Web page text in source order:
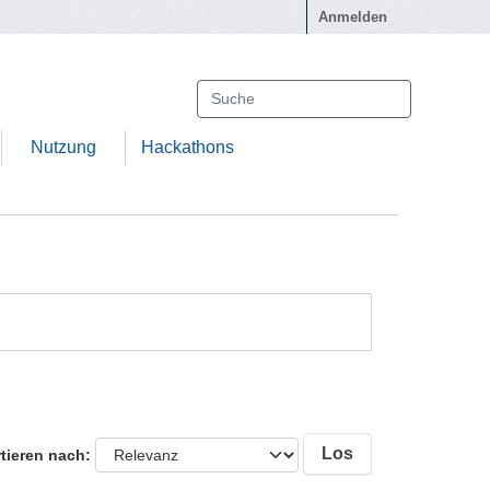
Anmelden
Nutzung Hackathons
nach Los